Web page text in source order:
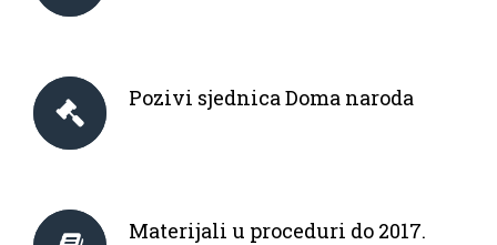
Pozivi sjednica Doma naroda
Materijali u proceduri do 2017.